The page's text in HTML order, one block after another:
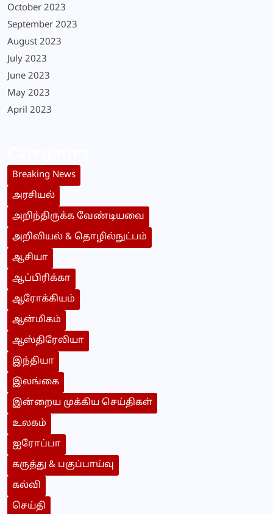
October 2023
September 2023
August 2023
July 2023
June 2023
May 2023
April 2023
Breaking News
அரசியல்
அறிந்திருக்க வேண்டியவை
அறிவியல் & தொழில்நுட்பம்
ஆசியா
ஆப்பிரிக்கா
ஆரோக்கியம்
ஆன்மிகம்
ஆஸ்திரேலியா
இந்தியா
இலங்கை
இன்றைய முக்கிய செய்திகள்
உலகம்
ஐரோப்பா
கருத்து & பகுப்பாய்வு
கல்வி
செய்தி